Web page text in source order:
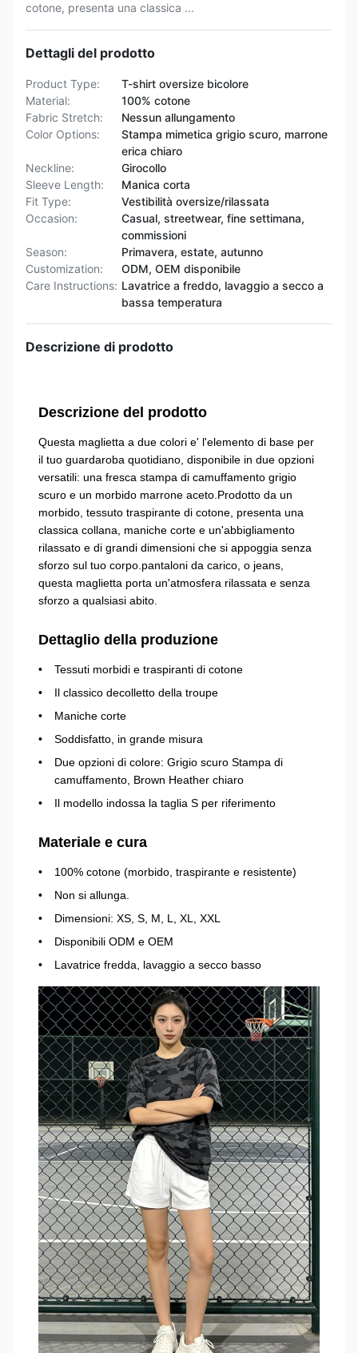
cotone, presenta una classica ...
Dettagli del prodotto
Product Type:
T-shirt oversize bicolore
Material:
100% cotone
Fabric Stretch:
Nessun allungamento
Color Options:
Stampa mimetica grigio scuro, marrone
erica chiaro
Neckline:
Girocollo
Sleeve Length:
Manica corta
Fit Type:
Vestibilità oversize/rilassata
Occasion:
Casual, streetwear, fine settimana,
commissioni
Season:
Primavera, estate, autunno
Customization:
ODM, OEM disponibile
Care Instructions: Lavatrice a freddo, lavaggio a secco a
bassa temperatura
Descrizione di prodotto
Descrizione del prodotto
Questa maglietta a due colori e' l'elemento di base per
il tuo guardaroba quotidiano, disponibile in due opzioni
versatili: una fresca stampa di camuffamento grigio
scuro e un morbido marrone aceto.Prodotto da un
morbido, tessuto traspirante di cotone, presenta una
classica collana, maniche corte e un'abbigliamento
rilassato e di grandi dimensioni che si appoggia senza
sforzo sul tuo corpo.pantaloni da carico, o jeans,
questa maglietta porta un'atmosfera rilassata e senza
sforzo a qualsiasi abito.
Dettaglio della produzione
Tessuti morbidi e traspiranti di cotone
Il classico decolletto della troupe
Maniche corte
Soddisfatto, in grande misura
Due opzioni di colore: Grigio scuro Stampa di
camuffamento, Brown Heather chiaro
Il modello indossa la taglia S per riferimento
Materiale e cura
100% cotone (morbido, traspirante e resistente)
Non si allunga.
Dimensioni: XS, S, M, L, XL, XXL
Disponibili ODM e OEM
Lavatrice fredda, lavaggio a secco basso